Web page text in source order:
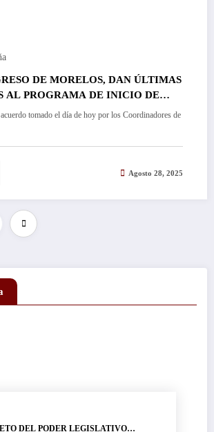
DE MORELOS, DAN ÚLTIMAS
AL PROGRAMA DE INICIO DE
LEGISLATIVO; ISAAC
ESTRENARÁ COMO PRESIDENTE
tomado el día de hoy por los Coordinadores de
Agosto 28, 2025
DEL PODER LEGISLATIVO…